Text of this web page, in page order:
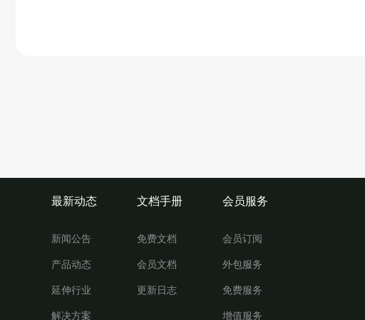
最新动态
新闻公告
产品动态
延伸行业
解决方案
文档手册
免费文档
会员文档
更新日志
会员服务
会员订阅
外包服务
免费服务
增值服务